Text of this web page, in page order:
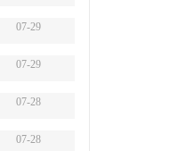
07-29
07-29
07-28
07-28